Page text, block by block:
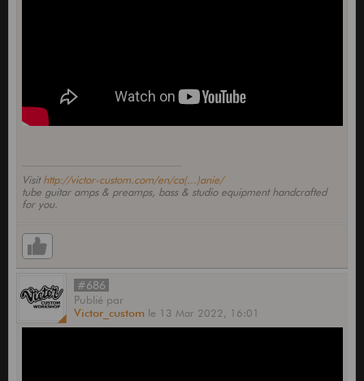
Visithttp://victor-custom.com/en/ca(...)anie/
tube guitar amps & preamps, bass & studio equipment handcrafted
for you.
#686
Publié par
Victor_custom le 13 Mar 2022, 16:01